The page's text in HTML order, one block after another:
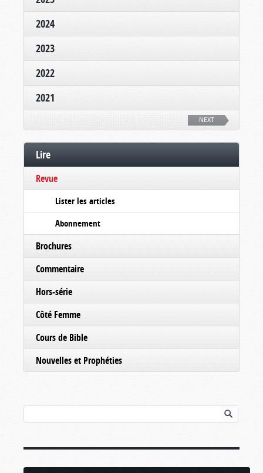
2024
2023
2022
2021
NEXT
Lire
Revue
Lister les articles
Abonnement
Brochures
Commentaire
Hors-série
Côté Femme
Cours de Bible
Nouvelles et Prophéties